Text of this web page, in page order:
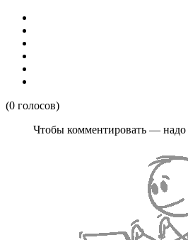
(0 голосов)
Чтобы комментировать — надо